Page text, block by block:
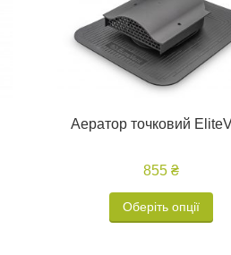
Аератор точковий
855 ₴
Оберіть опції